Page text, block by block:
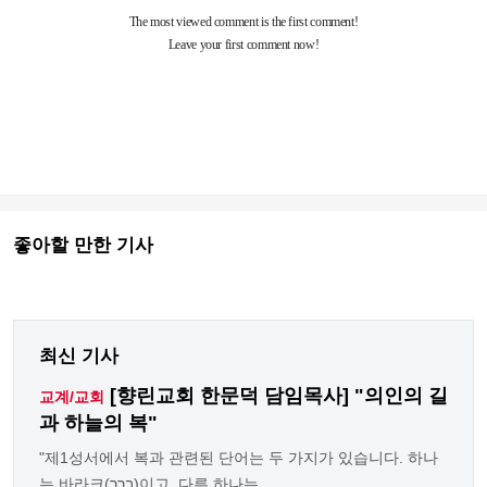
좋아할 만한 기사
최신 기사
교계/교회 [향린교회 한문덕 담임목사] "의인의 길
과 하늘의 복"
"제1성서에서 복과 관련된 단어는 두 가지가 있습니다. 하나
는 바라크(ברך)이고, 다른 하나는 ... ...